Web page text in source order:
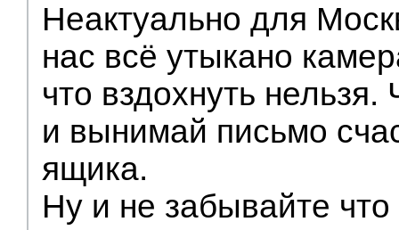
Неактуально для
нас всё утыкано
что вздохнуть
и вынимай письмо
ящика.
Ну и не забывайте что